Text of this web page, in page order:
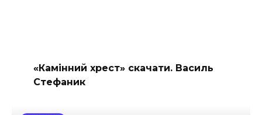
«Камінний хрест» скачати. Василь
Стефаник